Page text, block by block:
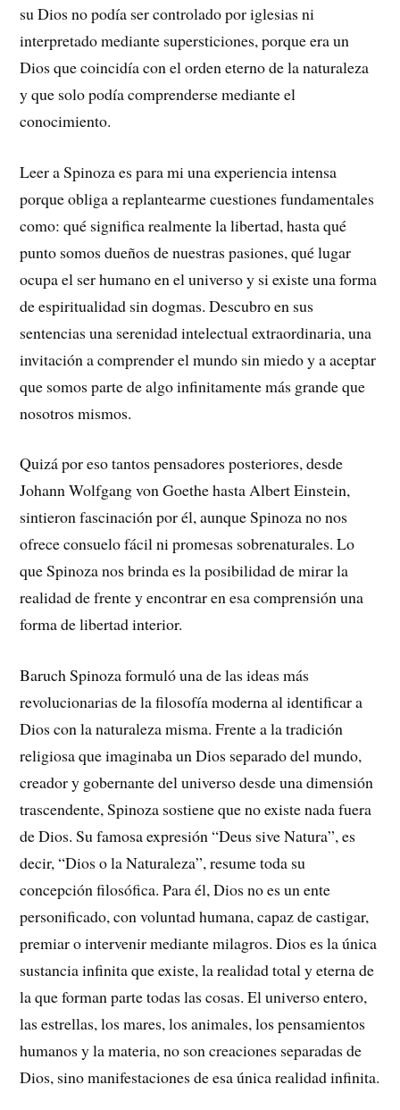
su Dios no podía ser controlado por iglesias ni
interpretado mediante supersticiones, porque era un
Dios que coincidía con el orden eterno de la naturaleza
y que solo podía comprenderse mediante el
conocimiento.
Leer a Spinoza es para mi una experiencia intensa
porque obliga a replantearme cuestiones fundamentales
como: qué significa realmente la libertad, hasta qué
punto somos dueños de nuestras pasiones, qué lugar
ocupa el ser humano en el universo y si existe una forma
de espiritualidad sin dogmas. Descubro en sus
sentencias una serenidad intelectual extraordinaria, una
invitación a comprender el mundo sin miedo y a aceptar
que somos parte de algo infinitamente más grande que
nosotros mismos.
Quizá por eso tantos pensadores posteriores, desde
Johann Wolfgang von Goethe hasta Albert Einstein,
sintieron fascinación por él, aunque Spinoza no nos
ofrece consuelo fácil ni promesas sobrenaturales. Lo
que Spinoza nos brinda es la posibilidad de mirar la
realidad de frente y encontrar en esa comprensión una
forma de libertad interior.
Baruch Spinoza formuló una de las ideas más
revolucionarias de la filosofía moderna al identificar a
Dios con la naturaleza misma. Frente a la tradición
religiosa que imaginaba un Dios separado del mundo,
creador y gobernante del universo desde una dimensión
trascendente, Spinoza sostiene que no existe nada fuera
de Dios. Su famosa expresión “Deus sive Natura”, es
decir, “Dios o la Naturaleza”, resume toda su
concepción filosófica. Para él, Dios no es un ente
personificado, con voluntad humana, capaz de castigar,
premiar o intervenir mediante milagros. Dios es la única
sustancia infinita que existe, la realidad total y eterna de
la que forman parte todas las cosas. El universo entero,
las estrellas, los mares, los animales, los pensamientos
humanos y la materia, no son creaciones separadas de
Dios, sino manifestaciones de esa única realidad infinita.